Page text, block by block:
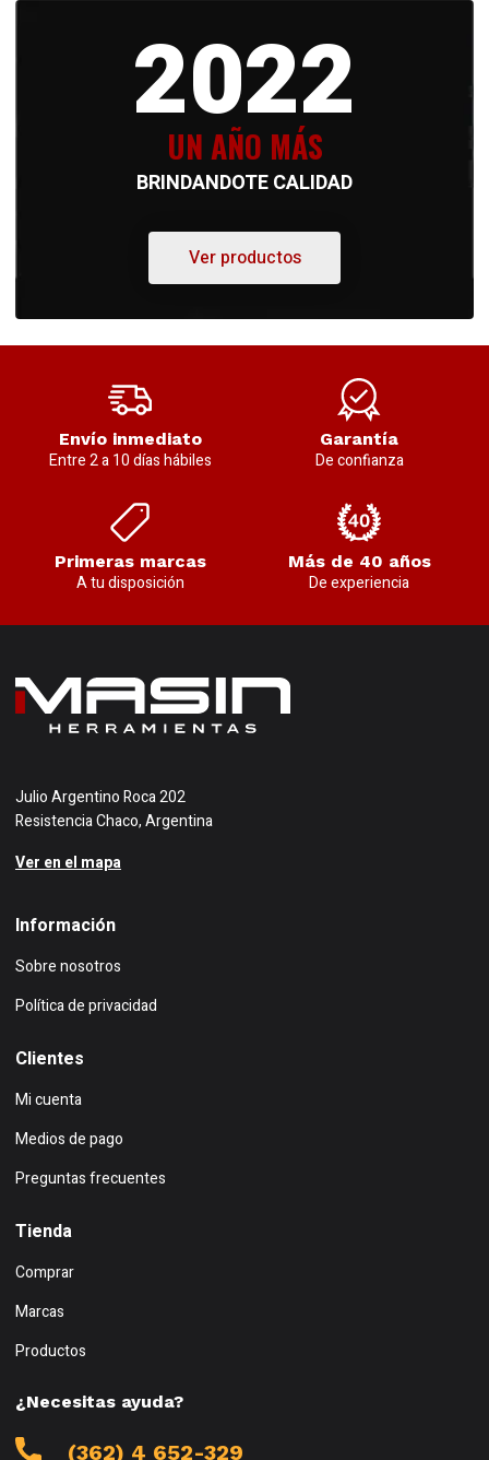
2022
UN AÑO MÁS
BRINDANDOTE CALIDAD
Ver productos
Envío inmediato
Entre 2 a 10 días hábiles
Garantía
De confianza
Primeras marcas
A tu disposición
Más de 40 años
De experiencia
Julio Argentino Roca 202
Resistencia Chaco, Argentina
Ver en el mapa
Información
Sobre nosotros
Política de privacidad
Clientes
Mi cuenta
Medios de pago
Preguntas frecuentes
Tienda
Comprar
Marcas
Productos
¿Necesitas ayuda?
(362) 4 652-329